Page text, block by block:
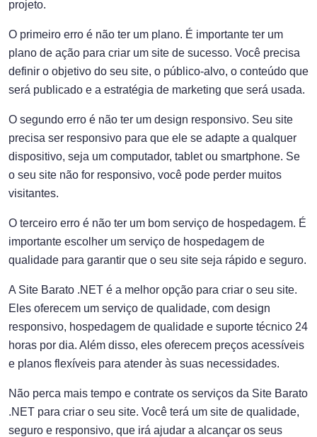
projeto.
O primeiro erro é não ter um plano. É importante ter um
plano de ação para criar um site de sucesso. Você precisa
definir o objetivo do seu site, o público-alvo, o conteúdo que
será publicado e a estratégia de marketing que será usada.
O segundo erro é não ter um design responsivo. Seu site
precisa ser responsivo para que ele se adapte a qualquer
dispositivo, seja um computador, tablet ou smartphone. Se
o seu site não for responsivo, você pode perder muitos
visitantes.
O terceiro erro é não ter um bom serviço de hospedagem. É
importante escolher um serviço de hospedagem de
qualidade para garantir que o seu site seja rápido e seguro.
A Site Barato .NET é a melhor opção para criar o seu site.
Eles oferecem um serviço de qualidade, com design
responsivo, hospedagem de qualidade e suporte técnico 24
horas por dia. Além disso, eles oferecem preços acessíveis
e planos flexíveis para atender às suas necessidades.
Não perca mais tempo e contrate os serviços da Site Barato
.NET para criar o seu site. Você terá um site de qualidade,
seguro e responsivo, que irá ajudar a alcançar os seus